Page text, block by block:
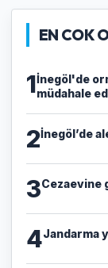
EN COK
1İnegöl'de
müdahale
2İnegöl’de
3Cezaevine
4Jandarma